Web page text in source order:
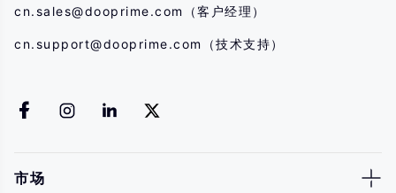
cn.sales@dooprime.com （客户经理）
cn.support@dooprime.com （技术支持）
市场